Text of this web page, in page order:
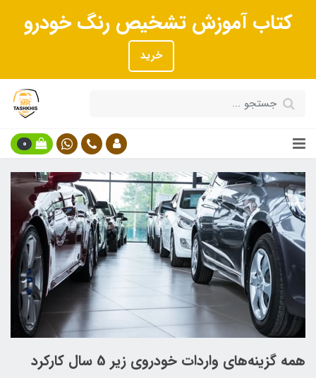
کتاب آموزش تشخیص رنگ خودرو
خرید
0
همه گزینه‌های واردات خودروی زیر 5 سال کارکرد